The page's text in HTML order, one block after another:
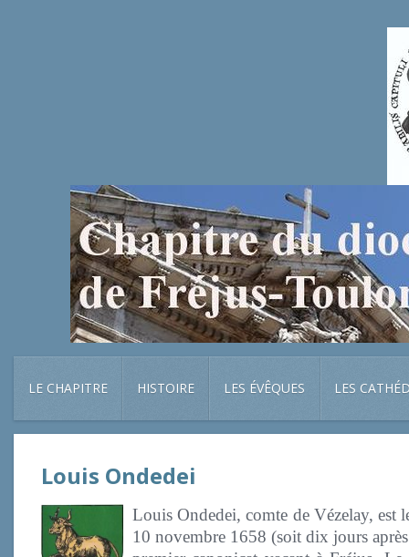
LE CHAPITRE HISTOIRE LES ÉVÊQUES LES
Louis Ondedei
Louis Ondedei, comte de Vézelay, est
10 novembre 1658 (soit dix jours